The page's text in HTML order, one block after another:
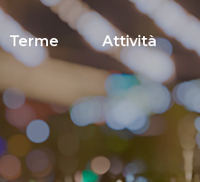
Terme Attività